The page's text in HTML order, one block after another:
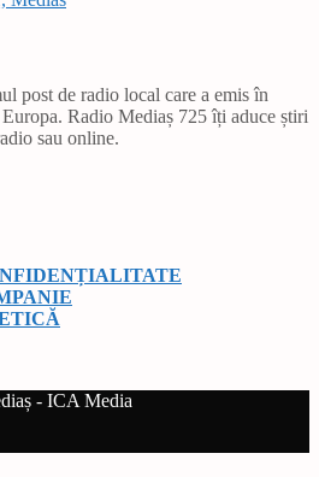
post de radio local care a emis în
Radio Mediaș 725 îți aduce știri
sau online.
- ICA Media